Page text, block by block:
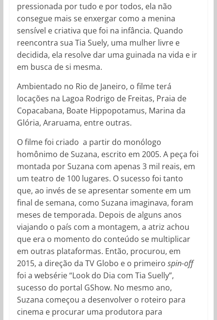
pressionada por tudo e por todos, ela não
consegue mais se enxergar como a menina
sensível e criativa que foi na infância. Quando
reencontra sua Tia Suely, uma mulher livre e
decidida, ela resolve dar uma guinada na vida e ir
em busca de si mesma.
Ambientado no Rio de Janeiro, o filme terá
locações na Lagoa Rodrigo de Freitas, Praia de
Copacabana, Boate Hippopotamus, Marina da
Glória, Araruama, entre outras.
O filme foi criado a partir do monólogo
homônimo de Suzana, escrito em 2005. A peça foi
montada por Suzana ​com apenas 3 mil reais, em
um teatro de 100 lugares. O sucesso foi tanto
que, ao invés de se apresentar somente em um
final de semana, como Suzana imaginava, foram
meses de temporada. Depois de alguns anos
viajando o país com a montagem, a atriz achou
que era o momento do conteúdo se multiplicar
em outras plataformas. Então, procurou, em
2015, a direção da TV Globo e o primeiro spin-off
foi a websérie “Look do Dia com Tia Suelly”,
sucesso do portal GShow. No mesmo ano,
Suzana começou a desenvolver o roteiro para
cinema e procurar uma produtora para